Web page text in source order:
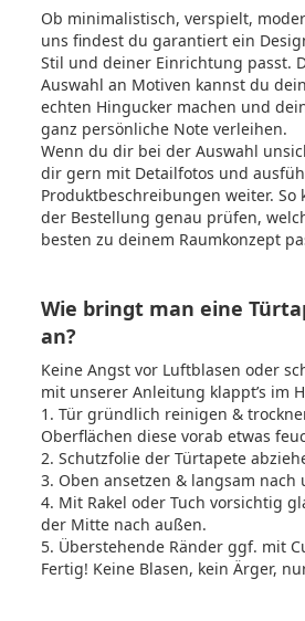
Ob minimalistisch, verspielt,
uns findest du garantiert ein
Stil und deiner Einrichtung passt.
Auswahl an Motiven kannst du
echten Hingucker machen und
ganz persönliche Note verleihen.
Wenn du dir bei der Auswahl
dir gern mit Detailfotos und
Produktbeschreibungen weiter. So
der Bestellung genau prüfen,
besten zu deinem Raumkonzept
Wie bringt man eine
an?
Keine Angst vor Luftblasen oder
mit unserer Anleitung klappt’s im
1. Tür gründlich reinigen &
Oberflächen diese vorab etwas
2. Schutzfolie der Türtapete
3. Oben ansetzen & langsam
4. Mit Rakel oder Tuch vorsichtig
der Mitte nach außen.
5. Überstehende Ränder ggf. mit
Fertig! Keine Blasen, kein Ärger,